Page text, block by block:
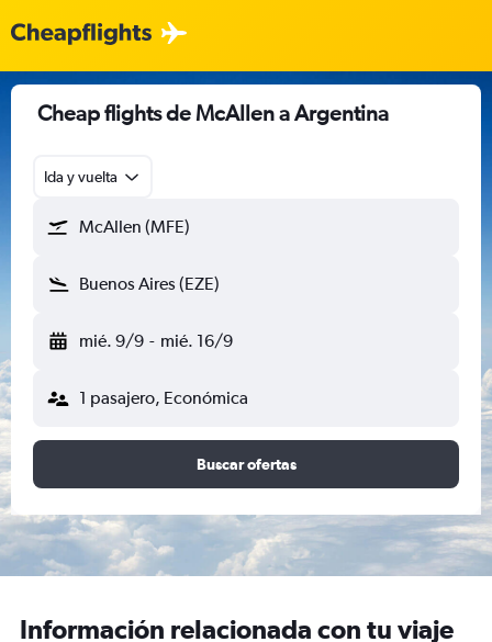
Cheap flights de McAllen a Argentina
Ida y vuelta
McAllen (MFE)
Buenos Aires (EZE)
mié. 9/9 - mié. 16/9
1 pasajero, Económica
Buscar ofertas
Información relacionada con tu viaje